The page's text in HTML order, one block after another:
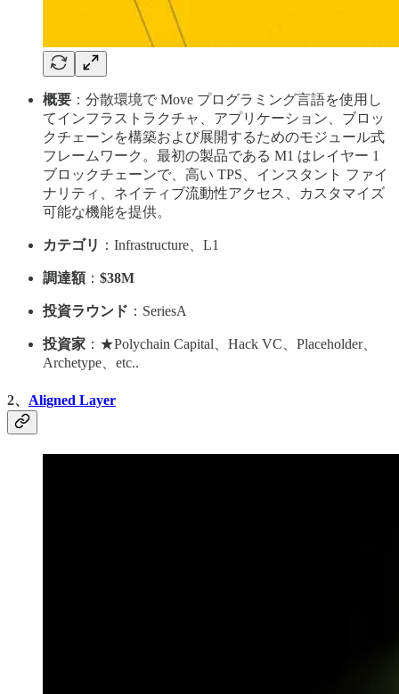
概要 ：分散環境で Move プログラミング言語を使用し
てインフラストラクチャ、アプリケーション、ブロッ
クチェーンを構築および展開するためのモジュール式
フレームワーク。最初の製品である M1 はレイヤー 1
ブロックチェーンで、高い TPS、インスタント ファイ
ナリティ、ネイティブ流動性アクセス、カスタマイズ
可能な機能を提供。
カテゴリ ：Infrastructure、L1
調達額： $38M
投資ラウンド ：SeriesA
投資家 ：★Polychain Capital、Hack VC、Placeholder、
Archetype、etc..
2、 Aligned Layer